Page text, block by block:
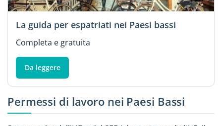
La guida per espatriati nei Paesi bassi
Completa e gratuita
Da leggere
Permessi di lavoro nei Paesi Bassi